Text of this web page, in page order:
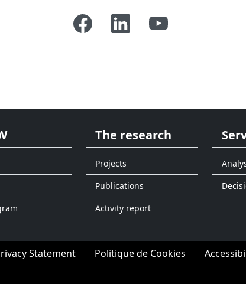
The research
Projects
Publications
Activity report
Statement Politique de Cookies